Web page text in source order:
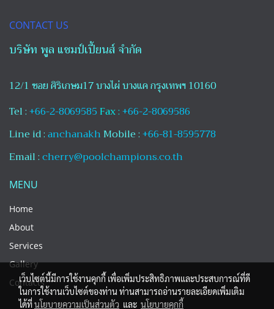
CONTACT US
บริษัท พูล แชมป์เปี้ยนส์ จำกัด
12/1 ซอย ศิริเกษม17 บางไผ่ บางแค กรุงเทพฯ 10160
Tel :+66-2-8069585Fax :+66-2-8069586
Line id :anchanakhMobile :+66-81-8595778
Email :cherry@poolchampions.co.th
MENU
Home
About
Services
Gallery
Contacts
เว็บไซต์นี้มีการใช้งานคุกกี้ เพื่อเพิ่มประสิทธิภาพและประสบการณ์ที่ดี
ในการใช้งานเว็บไซต์ของท่าน ท่านสามารถอ่านรายละเอียดเพิ่มเติม
ได้ที่นโยบายความเป็นส่วนตัว และ นโยบายคุกกี้